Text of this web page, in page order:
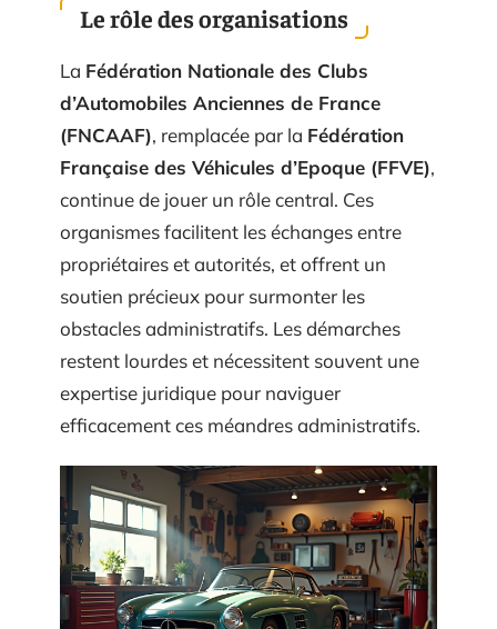
Le rôle des organisations
La Fédération Nationale des Clubs
d’Automobiles Anciennes de France
(FNCAAF), remplacée par la Fédération
Française des Véhicules d’Epoque (FFVE),
continue de jouer un rôle central. Ces
organismes facilitent les échanges entre
propriétaires et autorités, et offrent un
soutien précieux pour surmonter les
obstacles administratifs. Les démarches
restent lourdes et nécessitent souvent une
expertise juridique pour naviguer
efficacement ces méandres administratifs.